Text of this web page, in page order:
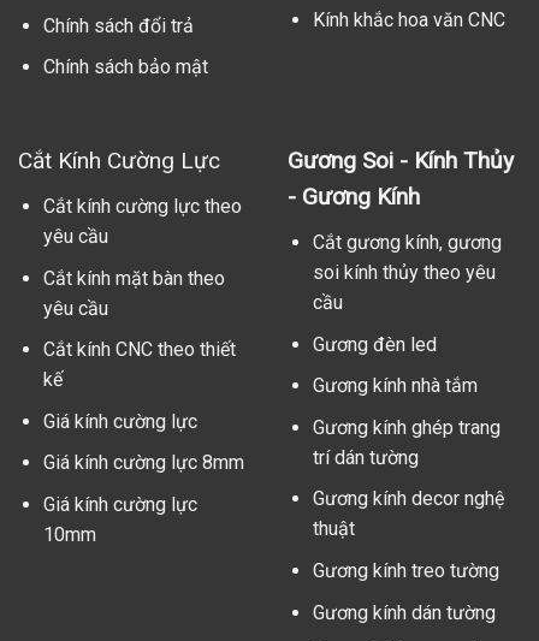
Chính sách đổi trả
Chính sách bảo mật
Kính khắc hoa văn CNC
Cắt Kính Cường Lực
Cắt kính cường lực theo
yêu cầu
Cắt kính mặt bàn theo
yêu cầu
Cắt kính CNC theo thiết
kế
Giá kính cường lực
Giá kính cường lực 8mm
Giá kính cường lực
10mm
Gương Soi - Kính Thủy
- Gương Kính
Cắt gương kính, gương
soi kính thủy theo yêu
cầu
Gương đèn led
Gương kính nhà tắm
Gương kính ghép trang
trí dán tường
Gương kính decor nghệ
thuật
Gương kính treo tường
Gương kính dán tường